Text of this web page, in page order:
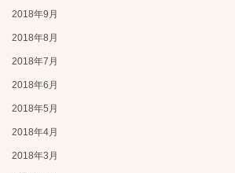
2018年9月
2018年8月
2018年7月
2018年6月
2018年5月
2018年4月
2018年3月